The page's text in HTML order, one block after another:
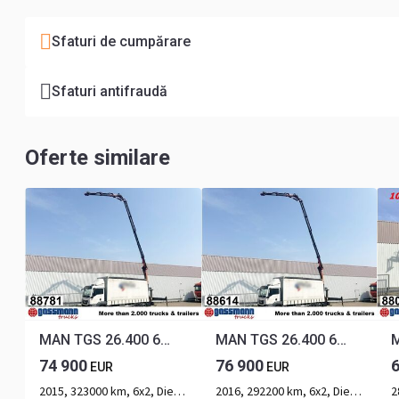
Sfaturi de cumpărare
Sfaturi antifraudă
Oferte similare
MAN TGS 26.400 6x2-4 LL, Heckkran Palfinger
74 900 EUR
2015, 323000 km, 6x2, Diesel, 3-ax
MAN TGS 26.400 6x2-4 LL, Heckkran Palfinger
76 900EUR
2016, 292200 km, 6x2, Diesel, 3-ax